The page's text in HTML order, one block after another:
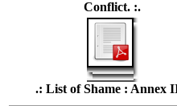
Conflict. :.
.: List of Shame : Annex